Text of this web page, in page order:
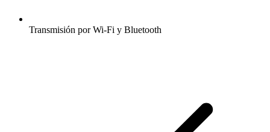
Transmisión por Wi-Fi y Bluetooth